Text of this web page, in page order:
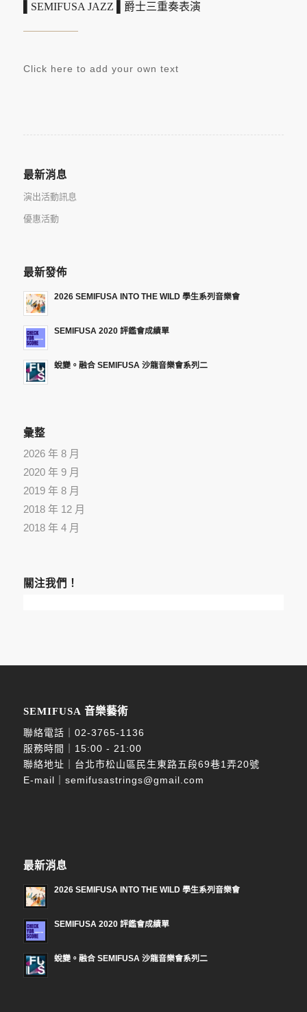
▌SEMIFUSA JAZZ ▌爵士三重奏表演
Click here to add your own text
最新消息
演出活動訊息
優惠活動
最新發佈
2026 SEMIFUSA INTO THE WILD 學生系列音樂會
SEMIFUSA 2020 評鑑會成績單
蛻變。融合 SEMIFUSA 沙龍音樂會系列二
彙整
2026 年 8 月
2020 年 9 月
2019 年 8 月
2018 年 12 月
2018 年 4 月
關注我們！
SEMIFUSA 音樂藝術
聯絡電話｜ 02-3765-1136
服務時間｜15:00 - 21:00
聯絡地址｜台北市松山區民生東路五段69巷1弄20號
E-mail｜ semifusastrings@gmail.com
最新消息
2026 SEMIFUSA INTO THE WILD 學生系列音樂會
SEMIFUSA 2020 評鑑會成績單
蛻變。融合 SEMIFUSA 沙龍音樂會系列二